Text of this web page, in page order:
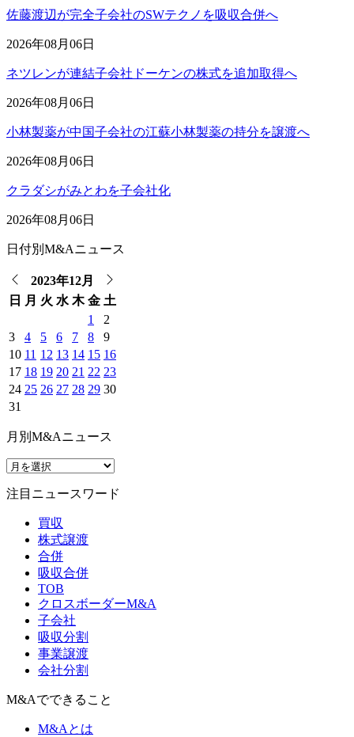
佐藤渡辺が完全子会社のSWテクノを吸収合併へ
2026年08月06日
ネツレンが連結子会社ドーケンの株式を追加取得へ
2026年08月06日
小林製薬が中国子会社の江蘇小林製薬の持分を譲渡へ
2026年08月06日
クラダシがみとわを子会社化
2026年08月06日
日付別M&Aニュース
2023年12月
日
月 火 水 木 金 土
1
2
3
4 5 6 7 8
9
10 11 12 13 14 15 16
17 18 19 20 21 22 23
24 25 26 27 28 29 30
31
月別M&Aニュース
注目ニュースワード
買収
株式譲渡
合併
吸収合併
TOB
クロスボーダーM&A
子会社
吸収分割
事業譲渡
会社分割
M&Aでできること
M&Aとは